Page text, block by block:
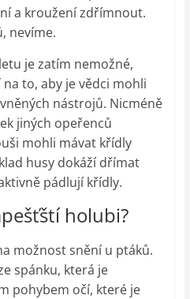
a kroužení zdřímnout.
nevíme.
je zatím nemožné,
to, aby je vědci mohli
nástrojů. Nicméně
jiných opeřenců
mohli mávat křídly
husy dokáží dřímat
pádlují křídly.
holubi?
možnost snění u ptáků.
spánku, která je
pohybem očí, které je